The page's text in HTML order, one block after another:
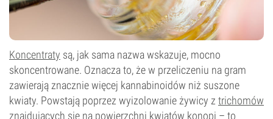
Koncentraty są, jak sama nazwa wskazuje, mocno
skoncentrowane. Oznacza to, że w przeliczeniu na gram
zawierają znacznie więcej kannabinoidów niż suszone
kwiaty. Powstają poprzez wyizolowanie żywicy z trichomów
znajdujących się na powierzchni kwiatów konopi – to